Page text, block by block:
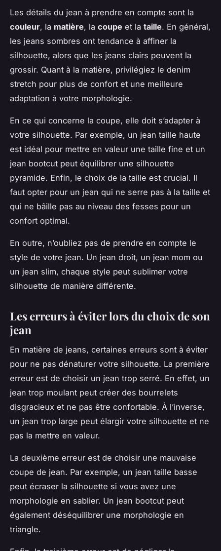
Les détails du jean à prendre en compte sont la
couleur, la matière, la coupe et la taille. En général,
les jeans sombres ont tendance à affiner la
silhouette, alors que les jeans clairs peuvent la
grossir. Quant à la matière, privilégiez le denim
stretch pour plus de confort et une meilleure
adaptation à votre morphologie.
En ce qui concerne la coupe, elle doit s’adapter à
votre silhouette. Par exemple, un jean taille haute
est idéal pour mettre en valeur une taille fine et un
jean bootcut peut équilibrer une silhouette
pyramide. Enfin, le choix de la taille est crucial. Il
faut opter pour un jean qui ne serre pas à la taille et
qui ne bâille pas au niveau des fesses pour un
confort optimal.
En outre, n’oubliez pas de prendre en compte le
style de votre jean. Un jean droit, un jean mom ou
un jean slim, chaque style peut sublimer votre
silhouette de manière différente.
Les erreurs à éviter lors du choix de son
jean
En matière de jeans, certaines erreurs sont à éviter
pour ne pas dénaturer votre silhouette. La première
erreur est de choisir un jean trop serré. En effet, un
jean trop moulant peut créer des bourrelets
disgracieux et ne pas être confortable. À l’inverse,
un jean trop large peut élargir votre silhouette et ne
pas la mettre en valeur.
La deuxième erreur est de choisir une mauvaise
coupe de jean. Par exemple, un jean taille basse
peut écraser la silhouette si vous avez une
morphologie en sablier. Un jean bootcut peut
également déséquilibrer une morphologie en
triangle.